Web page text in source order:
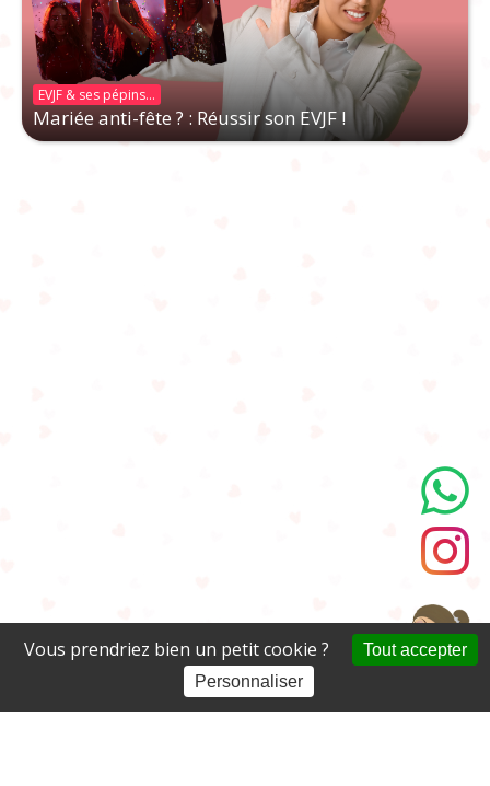
EVJF & ses pépins...
Mariée anti-fête ? : Réussir son EVJF !
A propos
Vous prendriez bien un petit cookie ?
Tout accepter
Personnaliser